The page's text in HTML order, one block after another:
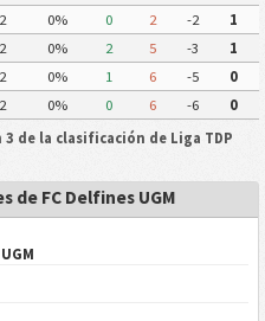
2 0% 0 2 -2
1
2 0% 2 5 -3
1
2 0% 1 6 -5
0
2 0% 0 6 -6
0
de la clasificación de Liga TDP
de FC Delfines UGM